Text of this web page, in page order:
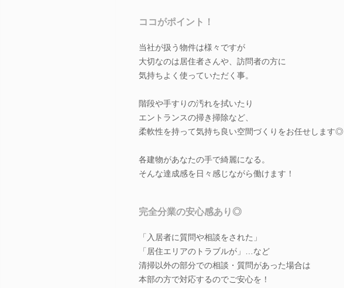
ココがポイント！
当社が扱う物件は様々ですが
大切なのは居住者さんや、訪問者の方に
気持ちよく使っていただく事。
階段や手すりの汚れを拭いたり
エントランスの掃き掃除など、
柔軟性を持って気持ち良い空間づくりをお任せします◎
各建物があなたの手で綺麗になる。
そんな達成感を日々感じながら働けます！
完全分業の安心感あり◎
「入居者に質問や相談をされた」
「居住エリアのトラブルが」…など
清掃以外の部分での相談・質問があった場合は
本部の方で対応するのでご安心を！